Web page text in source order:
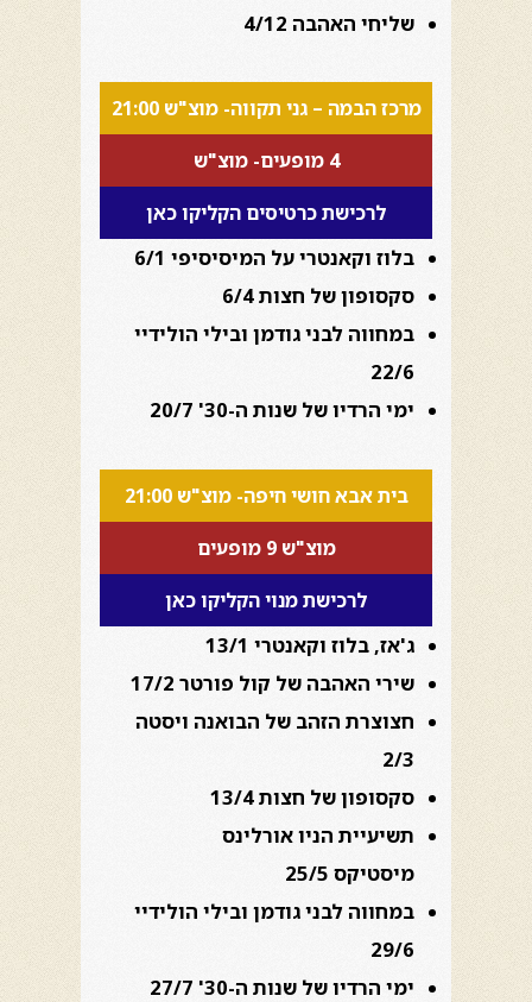
שליחי האהבה 4/12
מרכז הבמה – גני תקווה- מוצ"ש 21:00
4 מופעים- מוצ"ש
לרכישת כרטיסים הקליקו כאן
בלוז וקאנטרי על המיסיסיפי 6/1
סקסופון של חצות 6/4
במחווה לבני גודמן ובילי הולידיי
22/6
ימי הרדיו של שנות ה-30' 20/7
בית אבא חושי חיפה- מוצ"ש 21:00
מוצ"ש 9 מופעים
לרכישת מנוי הקליקו כאן
ג'אז, בלוז וקאנטרי 13/1
שירי האהבה של קול פורטר 17/2
חצוצרת הזהב של הבואנה ויסטה
2/3
סקסופון של חצות 13/4
תשיעיית הניו אורלינס
מיסטיקס 25/5
במחווה לבני גודמן ובילי הולידיי
29/6
ימי הרדיו של שנות ה-30' 27/7